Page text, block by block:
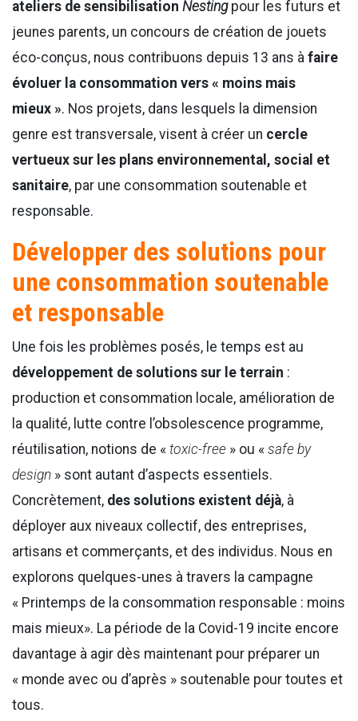
ateliers de sensibilisation Nesting pour les futurs et
jeunes parents, un concours de création de jouets
éco-conçus, nous contribuons depuis 13 ans à faire
évoluer la consommation vers « moins mais
mieux ». Nos projets, dans lesquels la dimension
genre est transversale, visent à créer un cercle
vertueux sur les plans environnemental, social et
sanitaire, par une consommation soutenable et
responsable.
Développer des solutions pour
une consommation soutenable
et responsable
Une fois les problèmes posés, le temps est au
développement de solutions sur le terrain :
production et consommation locale, amélioration de
la qualité, lutte contre l’obsolescence programme,
réutilisation, notions de « toxic-free » ou « safe by
design » sont autant d’aspects essentiels.
Concrètement, des solutions existent déjà, à
déployer aux niveaux collectif, des entreprises,
artisans et commerçants, et des individus. Nous en
explorons quelques-unes à travers la campagne
« Printemps de la consommation responsable : moins
mais mieux». La période de la Covid-19 incite encore
davantage à agir dès maintenant pour préparer un
« monde avec ou d’après » soutenable pour toutes et
tous.